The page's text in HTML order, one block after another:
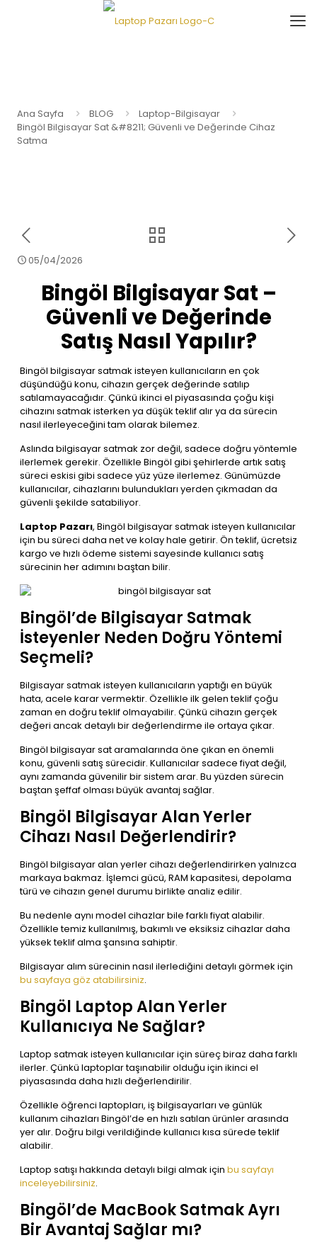
Ana Sayfa BLOG
Laptop-Bilgisayar
Bingöl Bilgisayar Sat &#8211; Güvenli ve Değerinde Cihaz
Satma
05/04/2026
Bingöl Bilgisayar Sat –
Güvenli ve Değerinde
Satış Nasıl Yapılır?
Bingöl bilgisayar satmak isteyen kullanıcıların en çok
düşündüğü konu, cihazın gerçek değerinde satılıp
satılamayacağıdır. Çünkü ikinci el piyasasında çoğu kişi
cihazını satmak isterken ya düşük teklif alır ya da sürecin
nasıl ilerleyeceğini tam olarak bilemez.
Aslında bilgisayar satmak zor değil, sadece doğru yöntemle
ilerlemek gerekir. Özellikle Bingöl gibi şehirlerde artık satış
süreci eskisi gibi sadece yüz yüze ilerlemez. Günümüzde
kullanıcılar, cihazlarını bulundukları yerden çıkmadan da
güvenli şekilde satabiliyor.
Laptop Pazarı, Bingöl bilgisayar satmak isteyen kullanıcılar
için bu süreci daha net ve kolay hale getirir. Ön teklif, ücretsiz
kargo ve hızlı ödeme sistemi sayesinde kullanıcı satış
sürecinin her adımını baştan bilir.
Bingöl’de Bilgisayar Satmak
İsteyenler Neden Doğru Yöntemi
Seçmeli?
Bilgisayar satmak isteyen kullanıcıların yaptığı en büyük
hata, acele karar vermektir. Özellikle ilk gelen teklif çoğu
zaman en doğru teklif olmayabilir. Çünkü cihazın gerçek
değeri ancak detaylı bir değerlendirme ile ortaya çıkar.
Bingöl bilgisayar sat aramalarında öne çıkan en önemli
konu, güvenli satış sürecidir. Kullanıcılar sadece fiyat değil,
aynı zamanda güvenilir bir sistem arar. Bu yüzden sürecin
baştan şeffaf olması büyük avantaj sağlar.
Bingöl Bilgisayar Alan Yerler
Cihazı Nasıl Değerlendirir?
Bingöl bilgisayar alan yerler cihazı değerlendirirken yalnızca
markaya bakmaz. İşlemci gücü, RAM kapasitesi, depolama
türü ve cihazın genel durumu birlikte analiz edilir.
Bu nedenle aynı model cihazlar bile farklı fiyat alabilir.
Özellikle temiz kullanılmış, bakımlı ve eksiksiz cihazlar daha
yüksek teklif alma şansına sahiptir.
Bilgisayar alım sürecinin nasıl ilerlediğini detaylı görmek için
bu sayfaya göz atabilirsiniz.
Bingöl Laptop Alan Yerler
Kullanıcıya Ne Sağlar?
Laptop satmak isteyen kullanıcılar için süreç biraz daha farklı
ilerler. Çünkü laptoplar taşınabilir olduğu için ikinci el
piyasasında daha hızlı değerlendirilir.
Özellikle öğrenci laptopları, iş bilgisayarları ve günlük
kullanım cihazları Bingöl’de en hızlı satılan ürünler arasında
yer alır. Doğru bilgi verildiğinde kullanıcı kısa sürede teklif
alabilir.
Laptop satışı hakkında detaylı bilgi almak için bu sayfayı
inceleyebilirsiniz.
Bingöl’de MacBook Satmak Ayrı
Bir Avantaj Sağlar mı?